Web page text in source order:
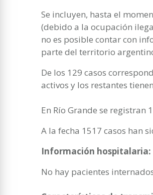
Se incluyen, hasta el
(debido a la ocupación
no es posible contar con
parte del territorio
De los 129 casos
activos y los restantes
En Río Grande se registran
A la fecha 1517 casos han
Información hospitalaria:
No hay pacientes